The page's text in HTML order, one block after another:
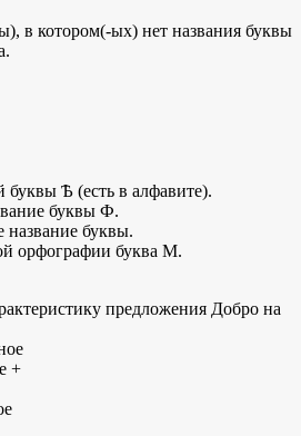
в котором(-ых) нет названия буквы
Ѣ (есть в алфавите).
буквы Ф.
буквы.
орфографии буква М.
предложения Добро на
+